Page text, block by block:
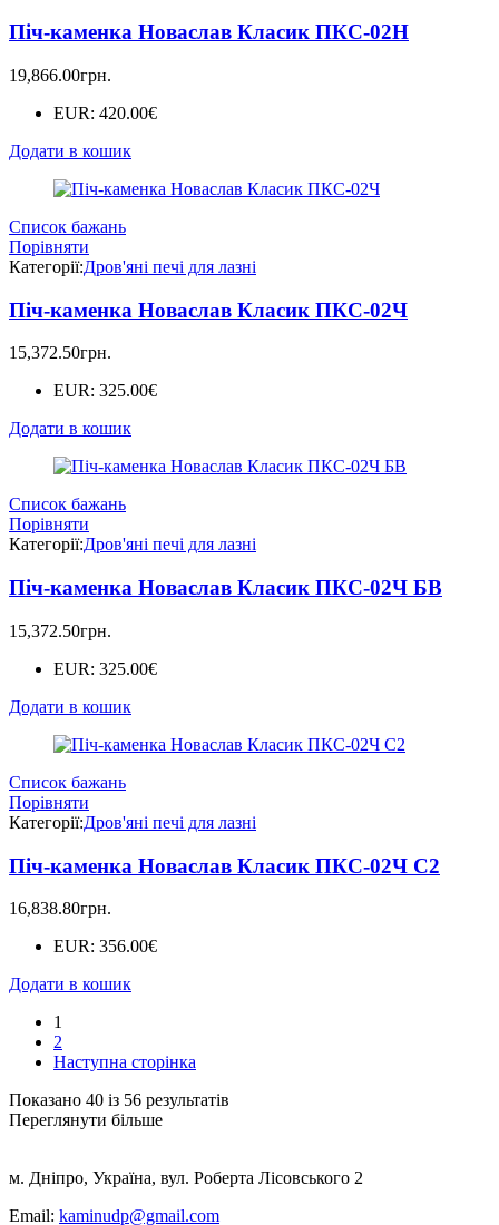
Піч-каменка Новаслав Класик ПКС-02Н
19,866.00грн.
EUR: 420.00€
Додати в кошик
Список бажань
Порівняти
Категорії:Дров'яні печі для лазні
Піч-каменка Новаслав Класик ПКС-02Ч
15,372.50грн.
EUR: 325.00€
Додати в кошик
Список бажань
Порівняти
Категорії:Дров'яні печі для лазні
Піч-каменка Новаслав Класик ПКС-02Ч БВ
15,372.50грн.
EUR: 325.00€
Додати в кошик
Список бажань
Порівняти
Категорії:Дров'яні печі для лазні
Піч-каменка Новаслав Класик ПКС-02Ч С2
16,838.80грн.
EUR: 356.00€
Додати в кошик
1
2
Наступна сторінка
Показано 40 із 56 результатів
Переглянути більше
м. Дніпро, Україна, вул. Роберта Лісовського 2
Email: kaminudp@gmail.com